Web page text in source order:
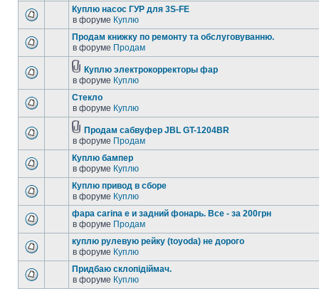
Куплю насос ГУР для 3S-FE
в форуме Куплю
Продам книжку по ремонту та обслуговуванню.
в форуме Продам
Куплю электрокорректоры фар
в форуме Куплю
Стекло
в форуме Куплю
Продам сабвуфер JBL GT-1204BR
в форуме Продам
Куплю бампер
в форуме Куплю
Куплю привод в сборе
в форуме Куплю
фара carina e и задний фонарь. Все - за 200грн
в форуме Продам
куплю рулевую рейку (toyoda) не дорого
в форуме Куплю
Придбаю склопідіймач.
в форуме Куплю